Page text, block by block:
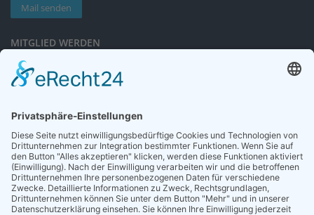
Mail senden
MITGLIED WERDEN
Sieben gute Gründe
für Ihre Mitgliedschaft
NEWSLETTER
Neuigkeiten rund um die Geriatrie und die DGG – regelmäßig in Ihrem
Postfach.